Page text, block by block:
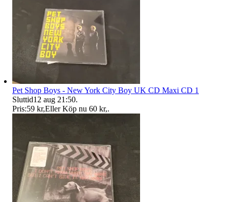
Pet Shop Boys - New York City Boy UK CD Maxi CD 1
Sluttid12 aug 21:50.
Pris:59 kr,Eller Köp nu 60 kr,.